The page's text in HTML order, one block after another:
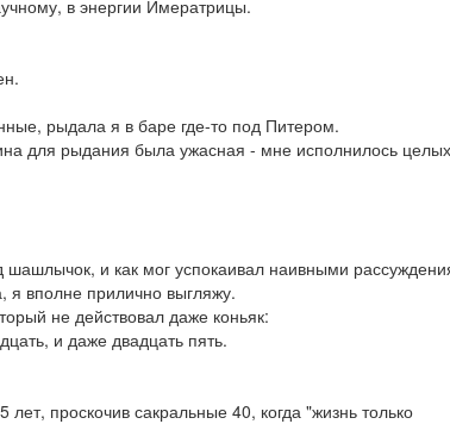
в энергии Имератрицы.
рыдала я в баре где-то под Питером.
для рыдания была ужасная - мне исполнилось целых
и как мог успокаивал наивными
я вполне прилично выгляжу.
не действовал даже коньяк:
и даже двадцать пять.
проскочив сакральные 40, когда "жизнь только